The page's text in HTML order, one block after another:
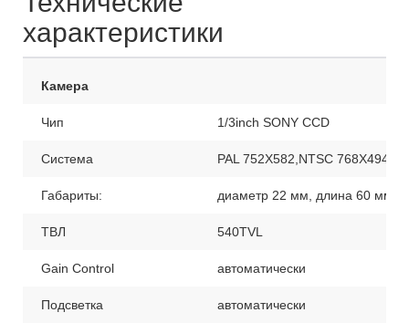
характеристики
Камера
Чип 1/3inch SONY CCD
Система PAL 752X582,NTSC 768X494
Габариты: диаметр 22 мм, длина 60 мм
ТВЛ 540TVL
Gain Control автоматически
Подсветка автоматически